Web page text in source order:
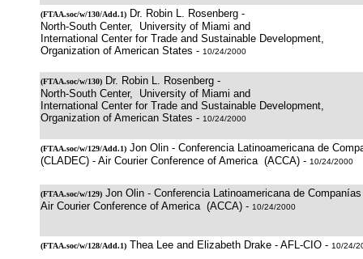
(FTAA.soc/w/130/Add.1) Dr. Robin L. Rosenberg -
North-South Center, University of Miami and
International Center for Trade and Sustainable Development,
Organization of American States - 10/24/2000
(FTAA.soc/w/130) Dr. Robin L. Rosenberg -
North-South Center, University of Miami and
International Center for Trade and Sustainable Development,
Organization of American States - 10/24/2000
(FTAA.soc/w/129/Add.1) Jon Olin - Conferencia Latinoamericana de
(CLADEC) - Air Courier Conference of America (ACCA) - 10/24/2000
(FTAA.soc/w/129) Jon Olin - Conferencia Latinoamericana de
Air Courier Conference of America (ACCA) - 10/24/2000
(FTAA.soc/w/128/Add.1) Thea Lee and Elizabeth Drake - AFL-CIO - 10/24/